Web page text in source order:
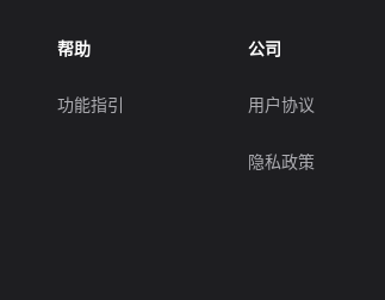
帮助
功能指引
公司
用户协议
隐私政策